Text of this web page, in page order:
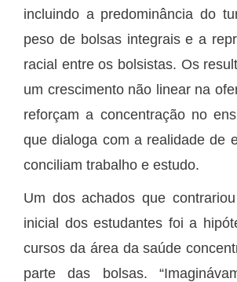
incluindo a predominância do
peso de bolsas integrais e a
racial entre os bolsistas. Os
um crescimento não linear na
reforçam a concentração no
que dialoga com a realidade de
conciliam trabalho e estudo.
Um dos achados que
inicial dos estudantes foi a
cursos da área da saúde
parte das bolsas.